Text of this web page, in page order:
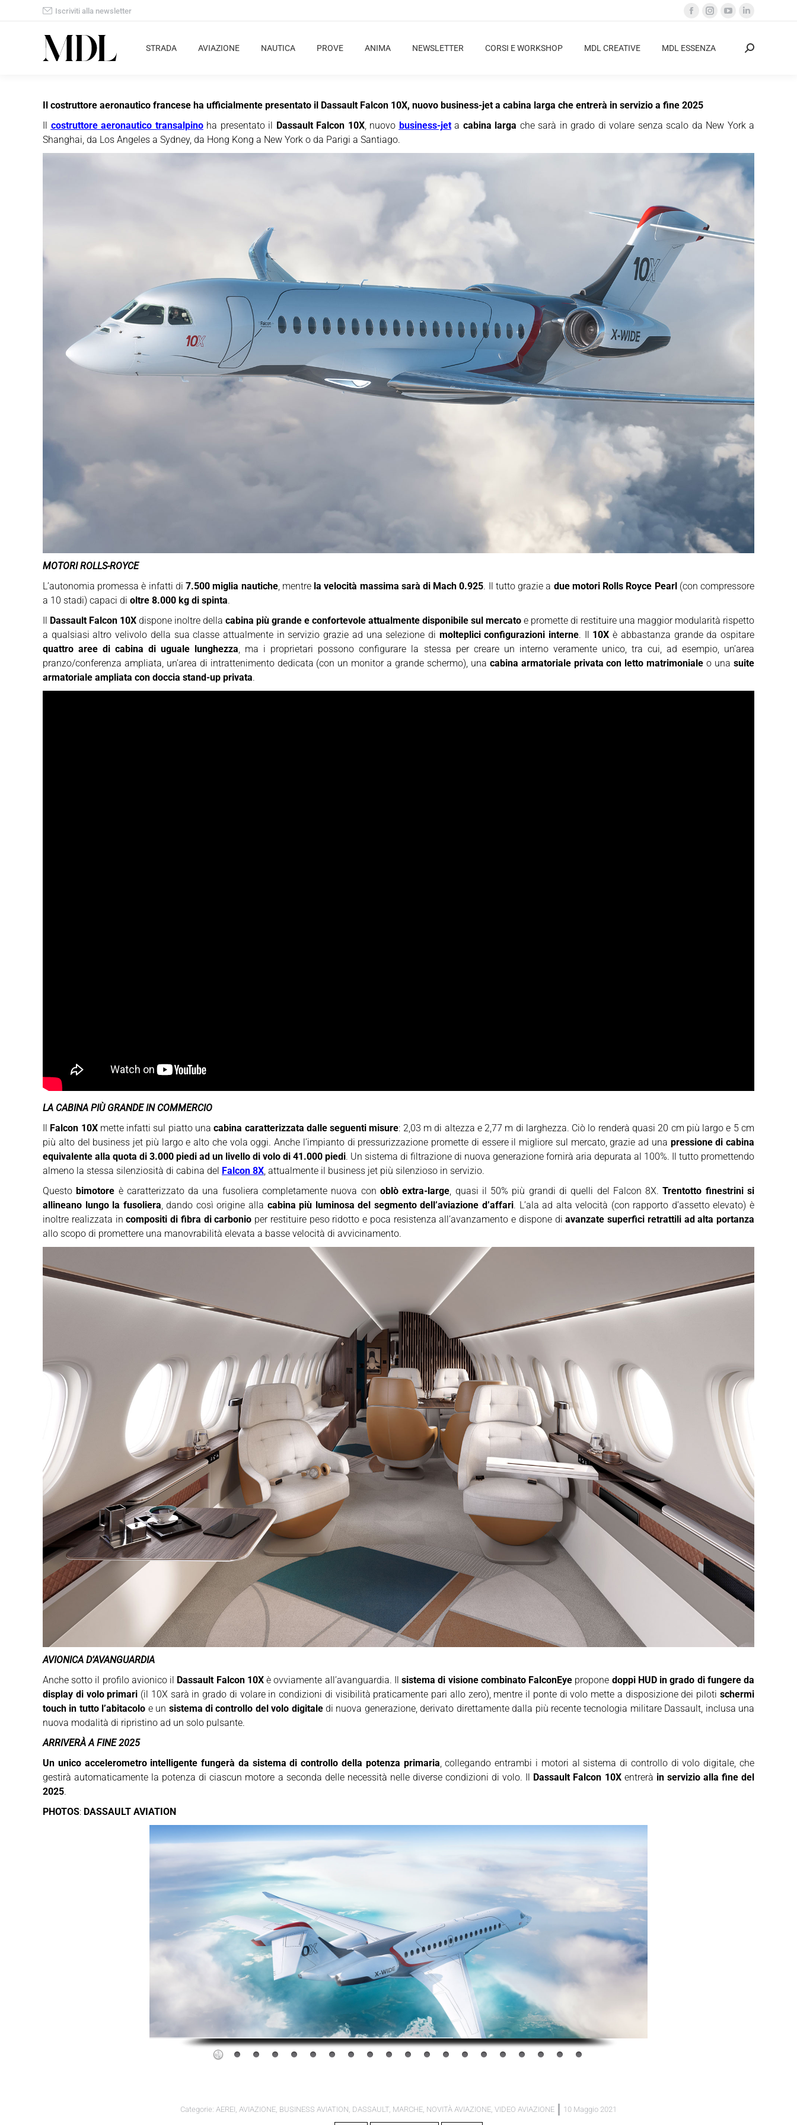
Iscriviti alla newsletter
Facebook
opens
Instagram
opens
YouTube
opens
Linkedin
opens
STRADA AVIAZIONE NAUTICA PROVE ANIMA NEWSLETTER CORSI E WORKSHOP MDL CREATIVE MDL ESSENZA Cerca:
Il costruttore aeronautico francese ha ufficialmente presentato il Dassault Falcon 10X, nuovo business-jet a cabina larga che entrerà in servizio a fine 2025
Il costruttore aeronautico transalpinoha presentato il Dassault Falcon 10X, nuovo business-jeta cabina larga che sarà in grado di volare senza scalo da New York a
Shanghai, da Los Angeles a Sydney, da Hong Kong a New York o da Parigi a Santiago.
MOTORI ROLLS-ROYCE
L’autonomia promessa è infatti di7.500 miglia nautiche, mentre la velocità massima sarà di Mach 0.925. Il tutto grazie a due motori Rolls Royce Pearl(con compressore
a 10 stadi) capaci di oltre 8.000 kg di spinta.
Il Dassault Falcon 10X dispone inoltre della cabina più grande e confortevole attualmente disponibile sul mercato e promette di restituire una maggior modularità rispetto
a qualsiasi altro velivolo della sua classe attualmente in servizio grazie ad una selezione di molteplici configurazioni interne. Il 10X è abbastanza grande da ospitare
quattro aree di cabina di uguale lunghezza, ma i proprietari possono configurare la stessa per creare un interno veramente unico, tra cui, ad esempio, un’area
pranzo/conferenza ampliata, un’area di intrattenimento dedicata (con un monitor a grande schermo), una cabina armatoriale privata con letto matrimoniale o una suite
armatoriale ampliata con doccia stand-up privata.
LA CABINA PIÙ GRANDE IN COMMERCIO
Il Falcon 10Xmette infatti sul piatto unacabina caratterizzata dalle seguenti misure: 2,03 m di altezza e 2,77 m di larghezza. Ciò lo renderà quasi 20 cm più largo e 5 cm
più alto del business jet più largo e alto che vola oggi. Anche l’impianto di pressurizzazione promette di essere il migliore sul mercato, grazie ad una pressione di cabina
equivalente alla quota di 3.000 piedi ad un livello di volo di 41.000 piedi. Un sistema di filtrazione di nuova generazione fornirà aria depurata al 100%. Il tutto promettendo
almeno la stessa silenziosità di cabina del Falcon 8X, attualmente il business jet più silenzioso in servizio.
Questobimotore è caratterizzato da una fusoliera completamente nuova con oblò extra-large, quasi il 50% più grandi di quelli del Falcon 8X.Trentotto finestrini si
allineano lungo la fusoliera, dando così origine alla cabina più luminosa del segmento dell’aviazione d’affari. L’ala ad alta velocità (con rapporto d’assetto elevato) è
inoltre realizzata incompositi di fibra di carbonio per restituire peso ridotto e poca resistenza all’avanzamento e dispone diavanzate superfici retrattili ad alta portanza
allo scopo di promettere una manovrabilità elevata a basse velocità di avvicinamento.
AVIONICA D’AVANGUARDIA
Anche sotto il profilo avionico il Dassault Falcon 10Xè ovviamente all’avanguardia. Ilsistema di visione combinato FalconEye propone doppi HUD in grado di fungere da
display di volo primari (il 10X sarà in grado di volare in condizioni di visibilità praticamente pari allo zero), mentre il ponte di volo mette a disposizione dei pilotischermi
touch in tutto l’abitacolo e un sistema di controllo del volo digitaledi nuova generazione, derivato direttamente dalla più recente tecnologia militare Dassault, inclusa una
nuova modalità di ripristino ad un solo pulsante.
ARRIVERÀ A FINE 2025
Un unico accelerometro intelligente fungerà da sistema di controllo della potenza primaria, collegando entrambi i motori al sistema di controllo di volo digitale, che
gestirà automaticamente la potenza di ciascun motore a seconda delle necessità nelle diverse condizioni di volo. Il Dassault Falcon 10Xentrerà in servizio alla fine del
2025.
PHOTOS: DASSAULT AVIATION
Categorie: AEREI, AVIAZIONE, BUSINESS AVIATION, DASSAULT, MARCHE, NOVITÀ AVIAZIONE, VIDEO AVIAZIONE 10 Maggio 2021